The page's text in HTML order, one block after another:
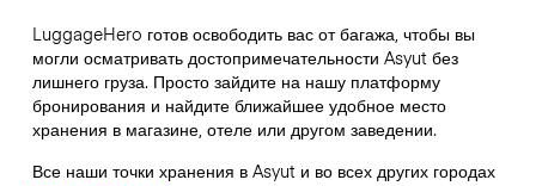
LuggageHero готов освободить вас от багажа, чтобы вы
могли осматривать достопримечательности Asyut без
лишнего груза. Просто зайдите на нашу платформу
бронирования и найдите ближайшее удобное место
хранения в магазине, отеле или другом заведении.
Все наши точки хранения в Asyut и во всех других городах